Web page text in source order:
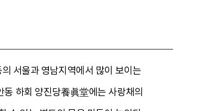
서울과 영남지역에서 많이 보이는
동 하회 양진당養眞堂에는 사랑채의